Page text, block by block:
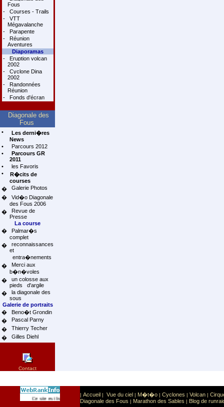
Fous
-
Courses - Trails
-
VTT
Mégavalanche
-
Parapente
-
Réunion
Aventures
Diaporamas
-
Eruption volcan
2002
-
Cyclone Dina
2002
-
Randonnées
Réunion
-
Fonds d'écran
Diagonale des
Fous
•
Les derni�res
News
•
Parcours 2012
•
Parcours GR
2011
•
les Favoris
•
R�cits de
courses
�
Galerie Photos
�
Vid�o Diagonale
des Fous 2006
�
Revue de
Presse
La course
�
Palmar�s
complet
�
reconnaissances
et
entra�nements
�
Merci aux
b�n�voles
�
un colosse aux
pieds d'argile
�
la diagonale des
sous
Galerie de portraits
�
Beno�t Grondin
�
Pascal Parny
�
Thierry Techer
�
Gilles Diehl
Contact
Ce site est list� dans la cat�gorie Sport: Sports extr�mes
| Accueil | Vue du ciel | M�t�o | Cyclones | Volcan |
Diagonale des Fous | Marathon des Sables | Blog de